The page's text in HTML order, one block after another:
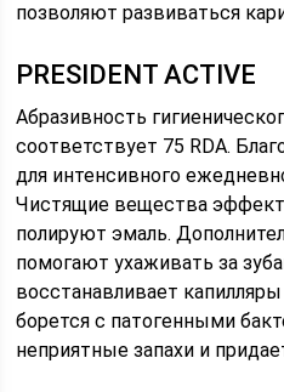
позволяют развиваться
PRESIDENT ACTIVE
Абразивность
соответствует 75 RDA.
для интенсивного
Чистящие вещества
полируют эмаль.
помогают ухаживать за
восстанавливает
борется с патогенными
неприятные запахи и